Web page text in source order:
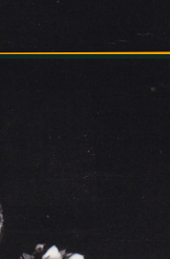
RÓZSAKERT